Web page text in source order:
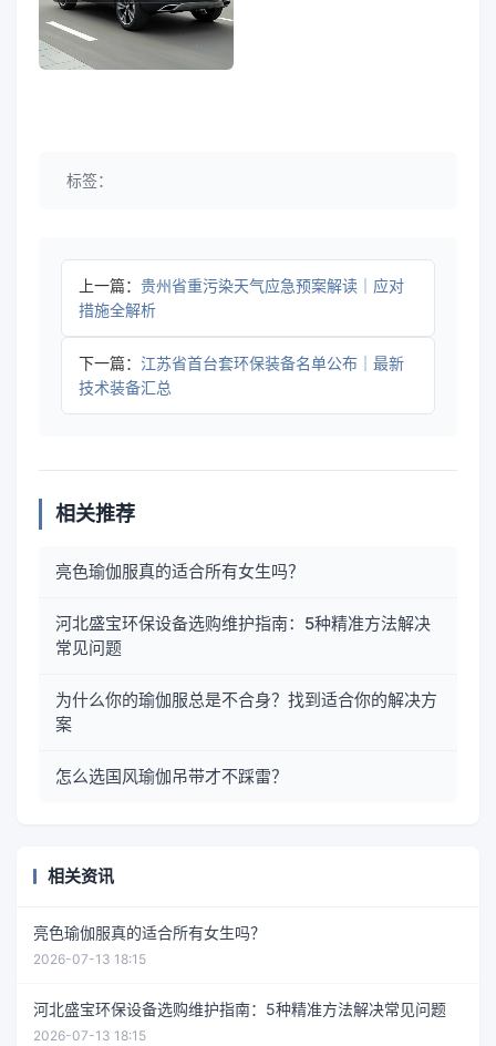
标签：
上一篇： 贵州省重污染天气应急预案解读｜应对
措施全解析
下一篇： 江苏省首台套环保装备名单公布｜最新
技术装备汇总
相关推荐
亮色瑜伽服真的适合所有女生吗？
河北盛宝环保设备选购维护指南：5种精准方法解决
常见问题
为什么你的瑜伽服总是不合身？找到适合你的解决方
案
怎么选国风瑜伽吊带才不踩雷？
相关资讯
亮色瑜伽服真的适合所有女生吗？
2026-07-13 18:15
河北盛宝环保设备选购维护指南：5种精准方法解决常见问题
2026-07-13 18:15